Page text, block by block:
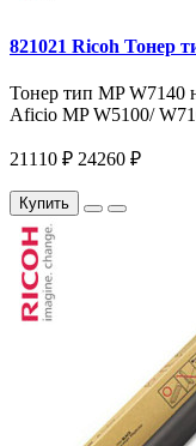
821021 Ricoh Тонер
Тонер тип MP W7140
Aficio MP W5100/
21110 ₽ 24260 ₽
Купить